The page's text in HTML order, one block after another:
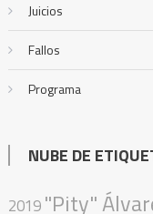
Juicios
Fallos
Programa
NUBE DE
2019"Pity"